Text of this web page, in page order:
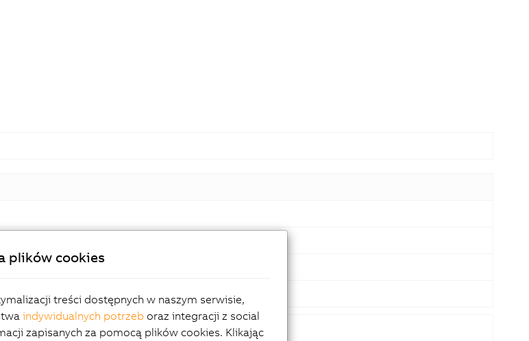
plików cookies
treści dostępnych w naszym serwisie,
indywidualnych potrzeb oraz integracji z social
zapisanych za pomocą plików cookies. Klikając